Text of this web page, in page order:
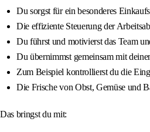
Du sorgst für ein besonderes
Die effiziente Steuerung der
Du führst und motivierst das Team
Du übernimmst gemeinsam mit
Zum Beispiel kontrollierst du die
Die Frische von Obst, Gemüse und
Das bringst du mit: